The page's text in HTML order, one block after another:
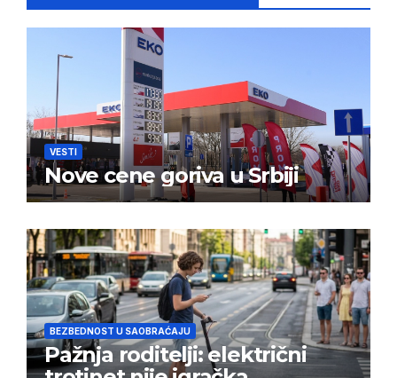
VESTI
Nove cene goriva u Srbiji
BEZBEDNOST U SAOBRAĆAJU
Pažnja roditelji: električni